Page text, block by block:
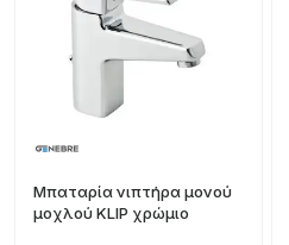
Μπαταρία νιπτήρα μονού
μοχλού KLIP χρώμιο